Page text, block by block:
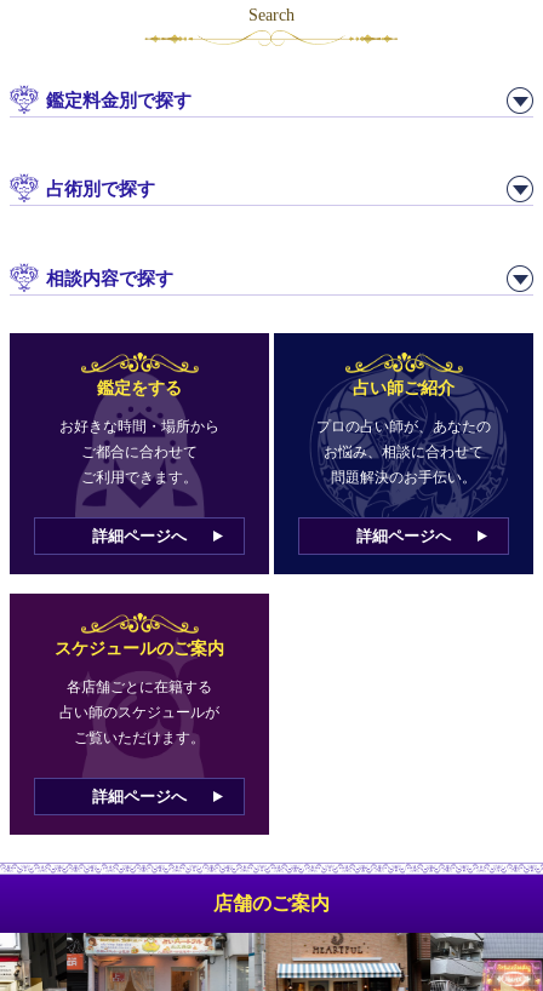
Search
鑑定料金別で探す
占術別で探す
相談内容で探す
鑑定をする
お好きな時間・場所から
ご都合に合わせて
ご利用できます。
詳細ページへ
占い師ご紹介
プロの占い師が、あなたの
お悩み、相談に合わせて
問題解決のお手伝い。
詳細ページへ
スケジュールのご案内
各店舗ごとに在籍する
占い師のスケジュールが
ご覧いただけます。
詳細ページへ
店舗のご案内